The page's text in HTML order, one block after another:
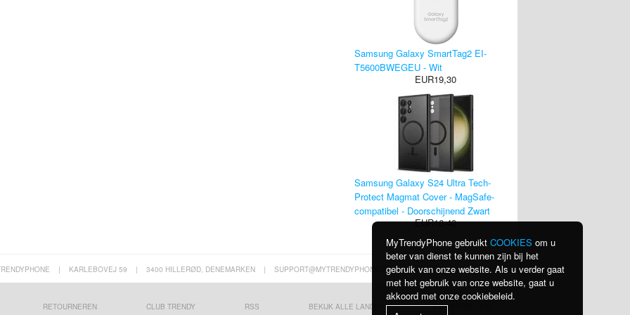
Samsung Galaxy SmartTag2 EI-
T5600BWEGEU - Wit
EUR19,30
Samsung Galaxy S24 Ultra Tech-
Protect Magmat Cover - MagSafe-
compatibel - Doorschijnend Zwart
EUR16,40
| KARLEBOVEJ 59 | 3400 HILLERØD, DENEMARKEN | SUPPORT@MYTRENDYPHONE.BE
RETOURNEREN CLUB TRENDY RSS BEKIJK ALLE LANDEN PRIVACYBELEID
MyTrendyPhone gebruikt COOKIES om u
beter van dienst te kunnen zijn bij het
gebruik van onze website. Als u verder gaat
met het gebruik van onze website, gaat u
akkoord met onze cookiebeleid.